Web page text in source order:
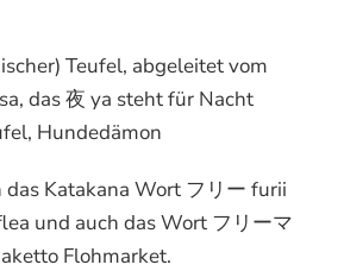
Teufel, abgeleitet vom
das 夜 ya steht für Nacht
Hundedämon
das Katakana Wort フリー furii
und auch das Wort フリーマ
Flohmarket.